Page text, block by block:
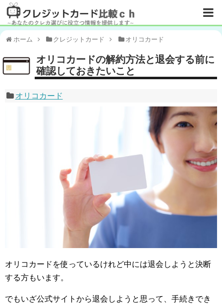
ホーム クレジットカード オリコカード
オリコカードの解約方法と退会する前に
確認しておきたいこと
オリコカード
オリコカードを使っているけれど中には退会しようと決断
する方もいます。
でもいざ公式サイトから退会しようと思って、手続きでき